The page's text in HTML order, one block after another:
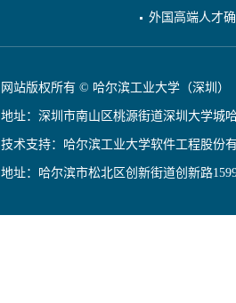
外国高端人才
网站版权所有 © 哈尔滨工业大学（深圳）
地址：深圳市南山区桃源街道深圳大学城
技术支持：哈尔滨工业大学软件工程股份
地址：哈尔滨市松北区创新街道创新路